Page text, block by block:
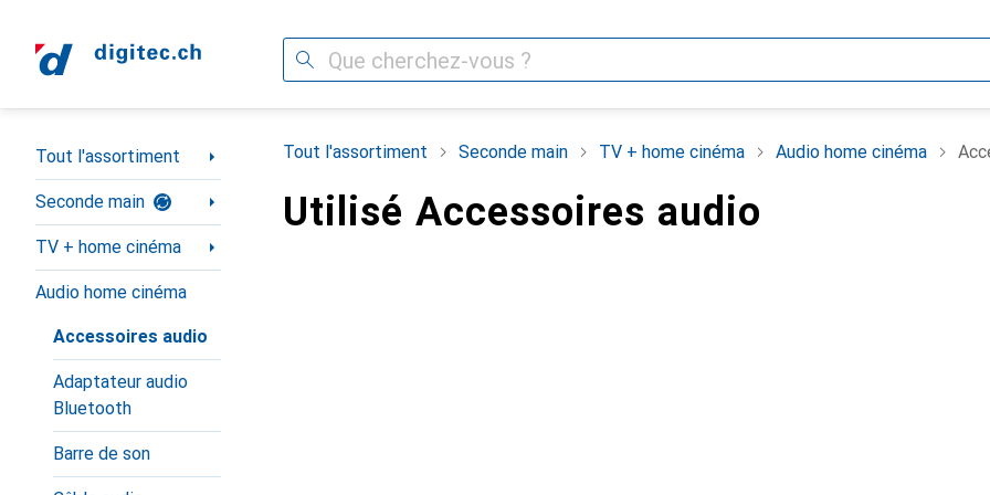
Recherche
Navigation par catégorie
Tout l'assortiment
Seconde main
TV + home cinéma
Audio home cinéma
Accessoires audio
Adaptateur audio
Bluetooth
Barre de son
Tout l'assortiment Seconde main TV + home cinéma Audio home cinéma
Utilisé Accessoires audio